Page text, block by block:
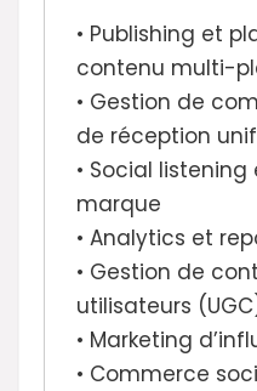
• Publishing et
contenu multi-
• Gestion de
de réception
• Social
marque
• Analytics et
• Gestion de
utilisateurs
• Marketing
• Commerce